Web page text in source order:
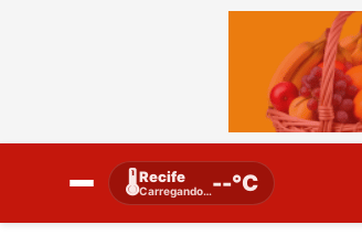
🌡️Recife
Carregando…--°C